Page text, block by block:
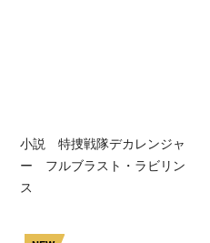
小説 特捜戦隊デカレンジャ
ー フルブラスト・ラビリン
ス